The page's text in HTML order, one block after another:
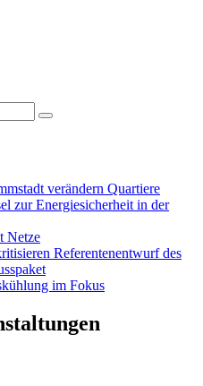
verändern Quartiere
zur Energiesicherheit in der
Netze
Referentenentwurf des
im Fokus